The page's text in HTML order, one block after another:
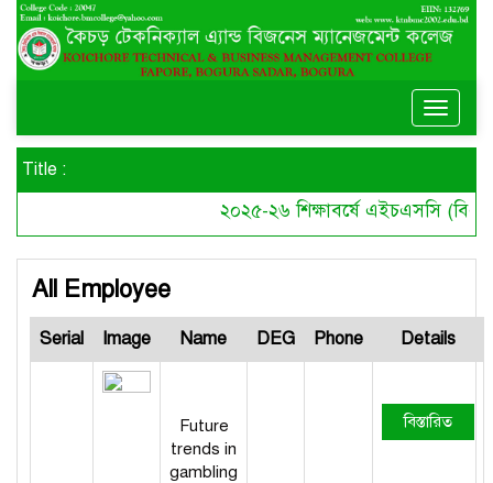
Toggle
Title :
২০২৫-২৬ শিক্ষাবর্ষে এইচএসসি
All Employee
Serial Image Name DEG Phone Details
Future
trends in
gambling
বিস্তারিত